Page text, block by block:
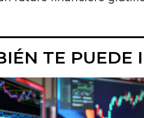
TE PUEDE